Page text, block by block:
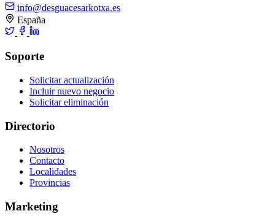
info@desguacesarkotxa.es
España
Soporte
Solicitar actualización
Incluir nuevo negocio
Solicitar eliminación
Directorio
Nosotros
Contacto
Localidades
Provincias
Marketing